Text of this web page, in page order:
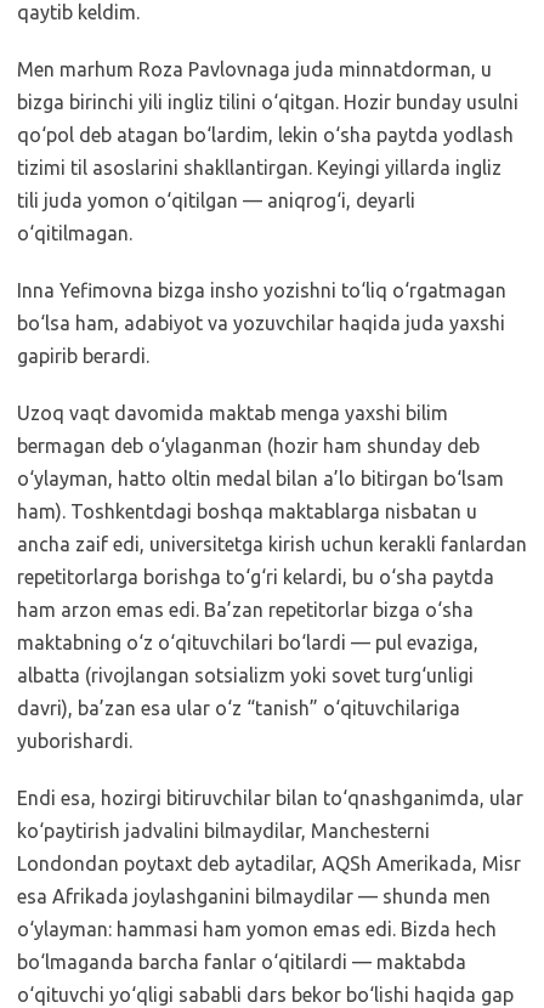
qaytib keldim.
Men marhum Roza Pavlovnaga juda minnatdorman, u
bizga birinchi yili ingliz tilini o‘qitgan. Hozir bunday usulni
qo‘pol deb atagan bo‘lardim, lekin o‘sha paytda yodlash
tizimi til asoslarini shakllantirgan. Keyingi yillarda ingliz
tili juda yomon o‘qitilgan — aniqrog‘i, deyarli
o‘qitilmagan.
Inna Yefimovna bizga insho yozishni to‘liq o‘rgatmagan
bo‘lsa ham, adabiyot va yozuvchilar haqida juda yaxshi
gapirib berardi.
Uzoq vaqt davomida maktab menga yaxshi bilim
bermagan deb o‘ylaganman (hozir ham shunday deb
o‘ylayman, hatto oltin medal bilan a’lo bitirgan bo‘lsam
ham). Toshkentdagi boshqa maktablarga nisbatan u
ancha zaif edi, universitetga kirish uchun kerakli fanlardan
repetitorlarga borishga to‘g‘ri kelardi, bu o‘sha paytda
ham arzon emas edi. Ba’zan repetitorlar bizga o‘sha
maktabning o‘z o‘qituvchilari bo‘lardi — pul evaziga,
albatta (rivojlangan sotsializm yoki sovet turg‘unligi
davri), ba’zan esa ular o‘z “tanish” o‘qituvchilariga
yuborishardi.
Endi esa, hozirgi bitiruvchilar bilan to‘qnashganimda, ular
ko‘paytirish jadvalini bilmaydilar, Manchesterni
Londondan poytaxt deb aytadilar, AQSh Amerikada, Misr
esa Afrikada joylashganini bilmaydilar — shunda men
o‘ylayman: hammasi ham yomon emas edi. Bizda hech
bo‘lmaganda barcha fanlar o‘qitilardi — maktabda
o‘qituvchi yo‘qligi sababli dars bekor bo‘lishi haqida gap